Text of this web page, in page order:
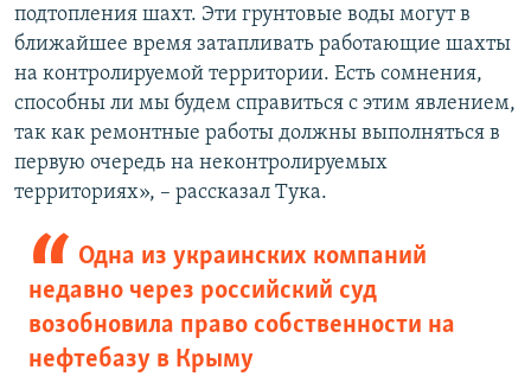
подтопления шахт. Эти грунтовые воды могут в
ближайшее время затапливать работающие шахты
на контролируемой территории. Есть сомнения,
способны ли мы будем справиться с этим явлением,
так как ремонтные работы должны выполняться в
первую очередь на неконтролируемых
территориях», – рассказал Тука.
Одна из украинских компаний
недавно через российский суд
возобновила право собственности на
нефтебазу в Крыму